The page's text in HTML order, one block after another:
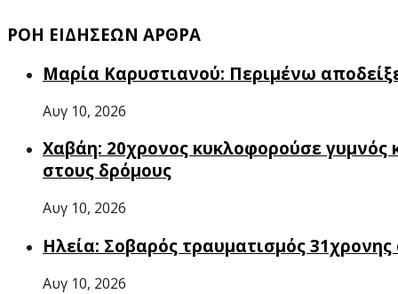
ΡΟΗ ΕΙΔΗΣΕΩΝ ΑΡΘΡΑ
Μαρία Καρυστιανού: Περιμένω
Αυγ 10, 2026
Χαβάη: 20χρονος κυκλοφορούσε
στους δρόμους
Αυγ 10, 2026
Ηλεία: Σοβαρός τραυματισμός
Αυγ 10, 2026